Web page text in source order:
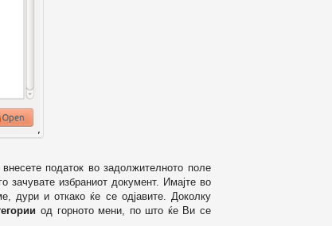
податок во задолжителното поле
зачувате избраниот документ. Имајте во
дури и откако ќе се одјавите. Доколку
од горното мени, по што ќе Ви се